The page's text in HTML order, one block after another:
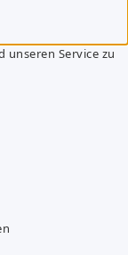
unseren Service zu